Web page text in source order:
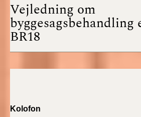
BR18 (17/9 - 31/12
2022)
2022)
Vejledning om
byggesagsbehandling
BR18
Kolofon